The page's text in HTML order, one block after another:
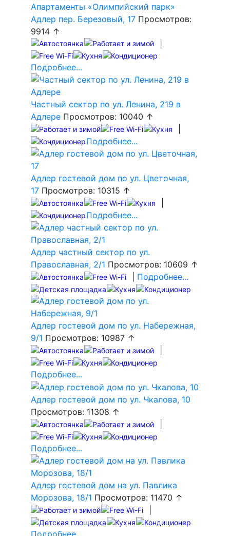
Апартаменты «Олимпийский парк»
Адлер пер. Березовый, 17 Просмотров:
9914 ↑
Подробнее...
Частный сектор по ул. Ленина, 219 в
Адлере Просмотров: 10040 ↑
Подробнее...
Адлер гостевой дом по ул. Цветочная,
17 Просмотров: 10315 ↑
Подробнее...
Адлер частный сектор по ул.
Православная, 2/1 Просмотров: 10609 ↑
Подробнее...
Адлер гостевой дом по ул. Набережная,
9/1 Просмотров: 10987 ↑
Подробнее...
Адлер гостевой дом по ул. Чкалова, 10
Просмотров: 11308 ↑
Подробнее...
Адлер гостевой дом на ул. Павлика
Морозова, 18/1 Просмотров: 11470 ↑
Подробнее...